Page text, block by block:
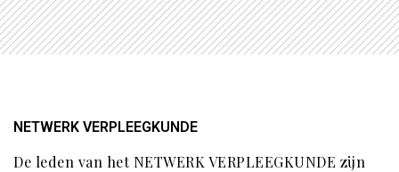
NETWERK VERPLEEGKUNDE
De leden van het NETWERK VERPLEEGKUNDE zijn